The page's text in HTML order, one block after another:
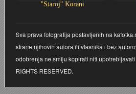
Adamo klub
8. slet Bratstva i jedinstva
Lovni i ribolovni turizam
Nepokoreni grad -
Novogodišnje čestitke
PUNK
Krešimir Perušić - Nogomet
KUD REČICA
Mery Berti - karlovačka Žuži
"Staroj" Korani
Sva prava fotografija postavljenih na
strane njihovih autora ili vlasnika i bez
odobrenja ne smiju kopirati niti upotrebljavati
RIGHTS RESERVED.